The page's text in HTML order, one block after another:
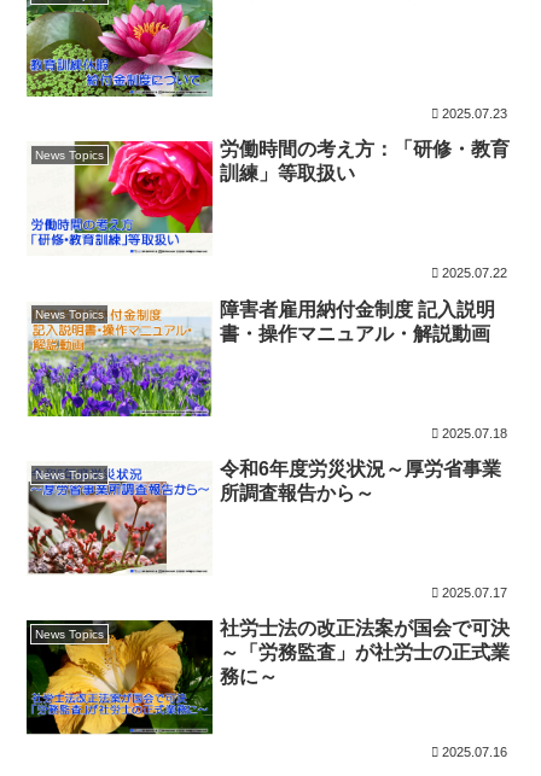
2025.07.23
News Topics
労働時間の考え方：「研修・教育
訓練」等取扱い
2025.07.22
News Topics
障害者雇用納付金制度 記入説明
書・操作マニュアル・解説動画
2025.07.18
News Topics
令和6年度労災状況～厚労省事業
所調査報告から～
2025.07.17
News Topics
社労士法の改正法案が国会で可決
～「労務監査」が社労士の正式業
務に～
2025.07.16